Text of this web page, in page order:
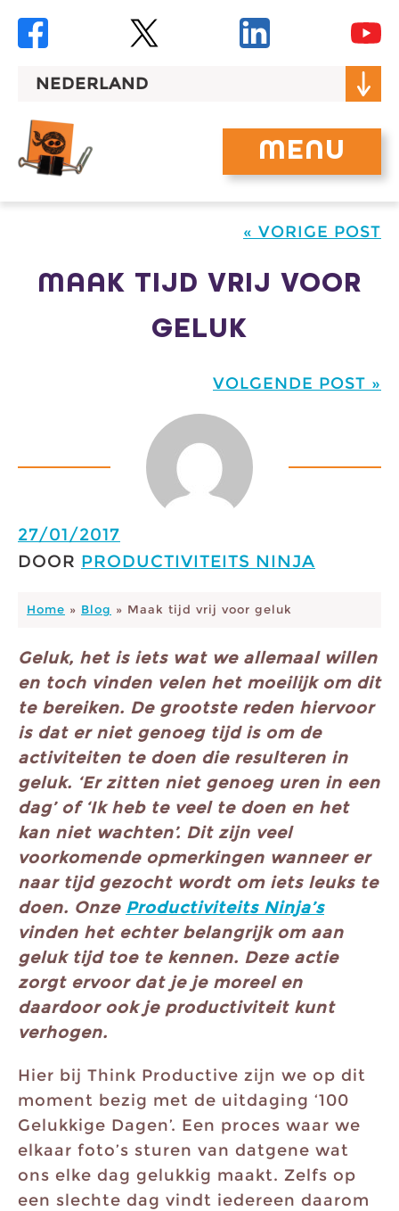
NEDERLAND
MENU
« VORIGE POST
MAAK TIJD VRIJ VOOR
GELUK
VOLGENDE POST »
27/01/2017
DOOR PRODUCTIVITEITS NINJA
Home » Blog » Maak tijd vrij voor geluk
Geluk, het is iets wat we allemaal willen
en toch vinden velen het moeilijk om dit
te bereiken. De grootste reden hiervoor
is dat er niet genoeg tijd is om de
activiteiten te doen die resulteren in
geluk. ‘Er zitten niet genoeg uren in een
dag’ of ‘Ik heb te veel te doen en het
kan niet wachten’. Dit zijn veel
voorkomende opmerkingen wanneer er
naar tijd gezocht wordt om iets leuks te
doen. Onze Productiviteits Ninja’s
vinden het echter belangrijk om aan
geluk tijd toe te kennen. Deze actie
zorgt ervoor dat je je moreel en
daardoor ook je productiviteit kunt
verhogen.
Hier bij Think Productive zijn we op dit
moment bezig met de uitdaging ‘100
Gelukkige Dagen’. Een proces waar we
elkaar foto’s sturen van datgene wat
ons elke dag gelukkig maakt. Zelfs op
een slechte dag vindt iedereen daarom